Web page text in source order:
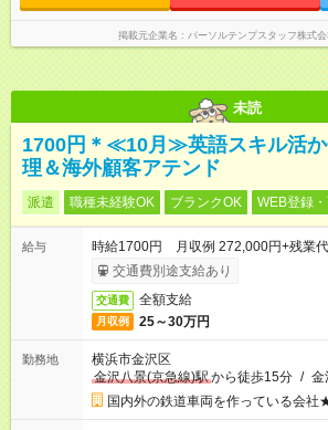
掲載元企業名 パーソルテンプスタッフ株式
未読
1700円＊≪10月≫英語スキル活
理＆海外顧客アテンド
派遣 職種未経験OK ブランクOK WEB登録
給与
時給1700円 月収例 272,000円+残業代
交通費別途支給あり
交通費 全額支給
月収例 25～30万円
勤務地
横浜市金沢区
金沢八景(京急線)駅から徒歩15分 / 金
国内外の鉄道車両を作っている会社